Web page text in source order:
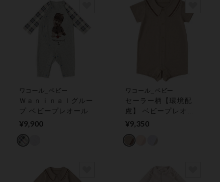
ワコール_ベビー
Ｗａｎｉｎａｌグルー
プ ベビープレオール
¥9,900
ワコール_ベビー
セーラー柄【環境配
慮】 ベビープレオー
ル
¥9,350